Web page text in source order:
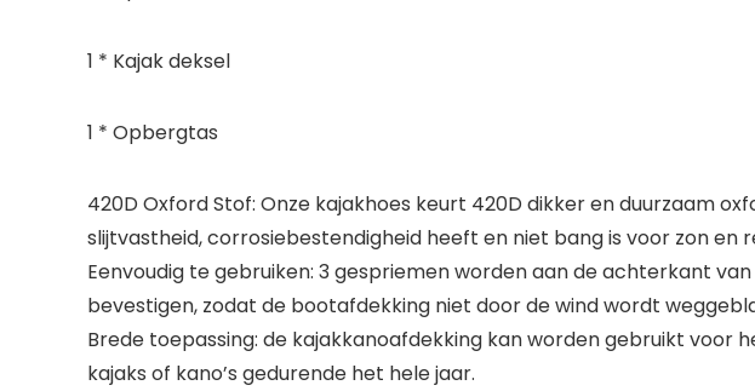
1 * Kajak deksel
1 * Opbergtas
420D Oxford Stof: Onze kajakhoes keurt 420D dikker en duurzaam
slijtvastheid, corrosiebestendigheid heeft en niet bang is voor zon en
Eenvoudig te gebruiken: 3 gespriemen worden aan de achterkant
bevestigen, zodat de bootafdekking niet door de wind wordt
Brede toepassing: de kajakkanoafdekking kan worden gebruikt
kajaks of kano’s gedurende het hele jaar.